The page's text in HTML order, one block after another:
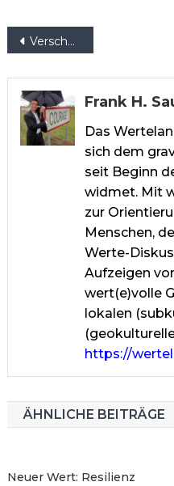
Verschwörungstheorie
Frank H.
Das
sich dem
seit Beginn
widmet. Mit
zur
Menschen,
Werte-
Aufzeigen
wert(e)volle
lokalen
https://
ÄHNLICHE BEITRÄGE
Neuer Wert: Resilienz